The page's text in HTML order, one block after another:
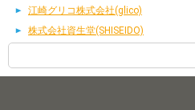
江崎グリコ株式会社(glico)
株式会社資生堂(SHISEIDO)